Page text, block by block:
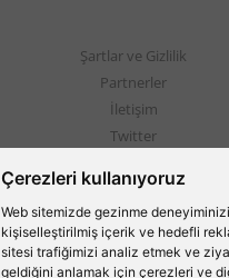
Çerezleri kullanıyoruz
Web sitemizde gezinme
kişiselleştirilmiş içerik ve hedefli
sitesi trafiğimizi analiz etmek ve
geldiğini anlamak için çerezleri ve
Şartlar ve Gizlilik
Partnerler
İletişim
Twitter
Beşiktaş'ın Medyası